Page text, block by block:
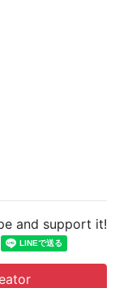
and support it!